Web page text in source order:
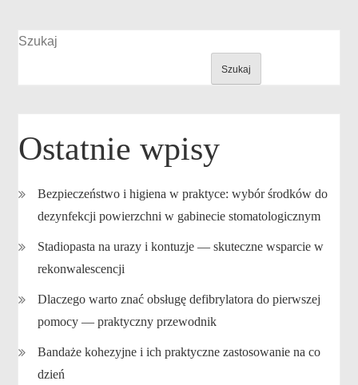
Szukaj
Szukaj
Ostatnie wpisy
Bezpieczeństwo i higiena w praktyce: wybór środków do
dezynfekcji powierzchni w gabinecie stomatologicznym
Stadiopasta na urazy i kontuzje — skuteczne wsparcie w
rekonwalescencji
Dlaczego warto znać obsługę defibrylatora do pierwszej
pomocy — praktyczny przewodnik
Bandaże kohezyjne i ich praktyczne zastosowanie na co
dzień